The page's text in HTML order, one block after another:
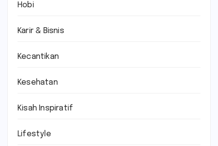
Hobi
Karir & Bisnis
Kecantikan
Kesehatan
Kisah Inspiratif
Lifestyle